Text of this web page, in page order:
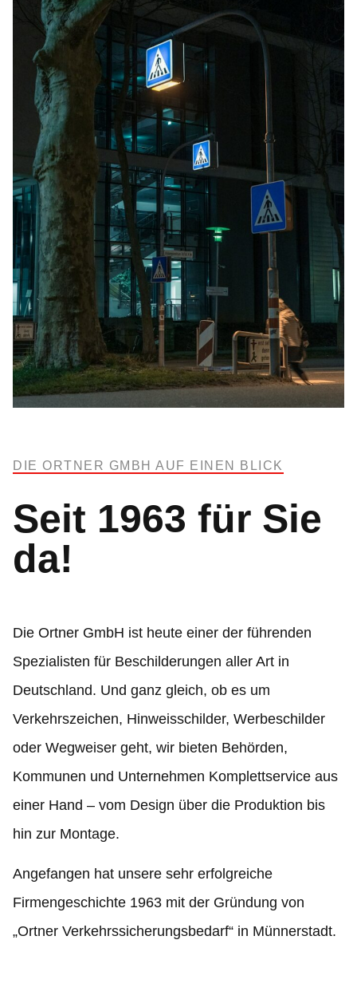
DIE ORTNER GMBH AUF EINEN BLICK
Seit 1963 für Sie
da!
Die Ortner GmbH ist heute einer der führenden
Spezialisten für Beschilderungen aller Art in
Deutschland. Und ganz gleich, ob es um
Verkehrszeichen, Hinweisschilder, Werbeschilder
oder Wegweiser geht, wir bieten Behörden,
Kommunen und Unternehmen Komplettservice aus
einer Hand – vom Design über die Produktion bis
hin zur Montage.
Angefangen hat unsere sehr erfolgreiche
Firmengeschichte 1963 mit der Gründung von
„Ortner Verkehrssicherungsbedarf“ in Münnerstadt.